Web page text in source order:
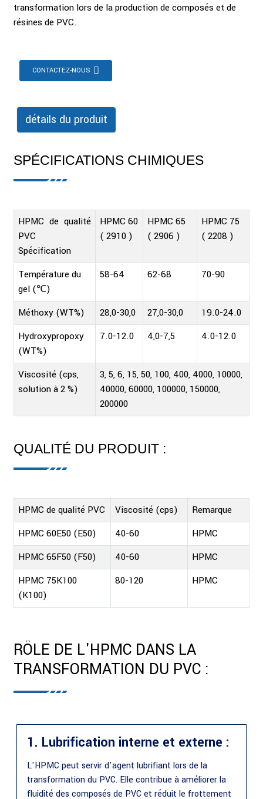
transformation lors de la production de composés et de
résines de PVC.
CONTACTEZ-NOUS
détails du produit
SPÉCIFICATIONS CHIMIQUES
HPMC de qualité
PVC
Spécification
HPMC 60
( 2910 )
HPMC 65
( 2906 )
HPMC 75
( 2208 )
Température du
gel (℃)
58-64 62-68 70-90
Méthoxy (WT%) 28,0-30,0 27,0-30,0
19.0-24.0
Hydroxypropoxy
(WT%)
7.0-12.0 4,0-7,5 4.0-12.0
Viscosité (cps,
solution à 2 %)
3, 5, 6, 15, 50, 100, 400, 4000, 10000,
40000, 60000, 100000, 150000,
200000
QUALITÉ DU PRODUIT :
HPMC de qualité PVC Viscosité (cps)
Remarque
HPMC 60E50 (E50)
40-60
HPMC
HPMC 65F50 (F50)
40-60
HPMC
HPMC 75K100
(K100)
80-120 HPMC
RÔLE DE L'HPMC DANS LA
TRANSFORMATION DU PVC :
1. Lubrification interne et externe :
L'HPMC peut servir d'agent lubrifiant lors de la
transformation du PVC. Elle contribue à améliorer la
fluidité des composés de PVC et réduit le frottement